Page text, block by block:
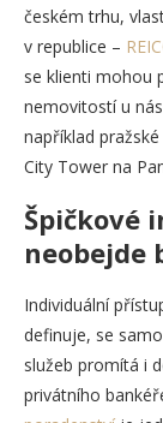
českém trhu,
v republice –
se klienti mohou
nemovitostí u
například
City Tower na
Špičkové
neobejde
Individuální
definuje, se
služeb promítá i
privátního